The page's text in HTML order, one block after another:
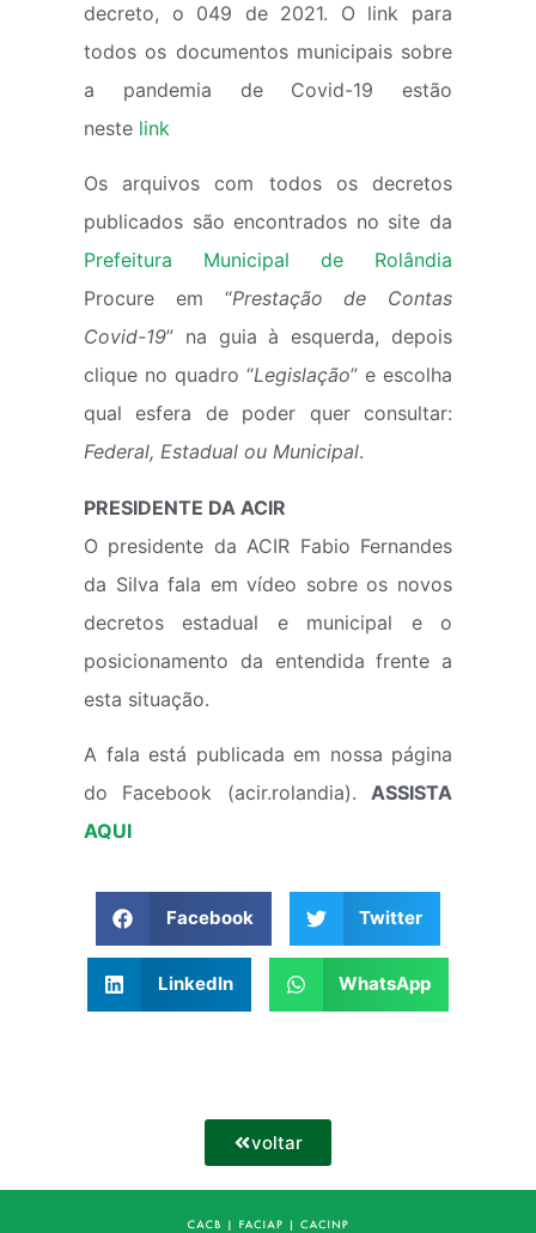
decreto, o 049 de 2021. O link para
todos os documentos municipais sobre
a pandemia de Covid-19 estão
neste link
Os arquivos com todos os decretos
publicados são encontrados no site da
Prefeitura Municipal de Rolândia
Procure em “Prestação de Contas
Covid-19” na guia à esquerda, depois
clique no quadro “Legislação” e escolha
qual esfera de poder quer consultar:
Federal, Estadual ou Municipal.
PRESIDENTE DA ACIR
O presidente da ACIR Fabio Fernandes
da Silva fala em vídeo sobre os novos
decretos estadual e municipal e o
posicionamento da entendida frente a
esta situação.
A fala está publicada em nossa página
do Facebook (acir.rolandia). ASSISTA
AQUI
Facebook Twitter
LinkedIn WhatsApp
voltar